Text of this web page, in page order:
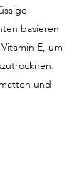
basieren
E, um
und